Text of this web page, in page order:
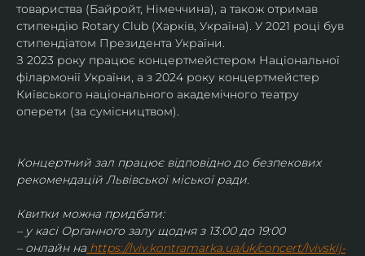
товариства (Байройт, Німеччина), а також отримав
стипендію Rotary Club (Харків, Україна). У 2021 році був
стипендіатом Президента України.
З 2023 року працює концертмейстером Національної
філармонії України, а з 2024 року концертмейстер
Київського національного академічного театру
оперети (за сумісництвом).
Концертний зал працює відповідно до безпекових
рекомендацій Львівської міської ради.
Квитки можна придбати:
– у касі Органного залу щодня з 13:00 до 19:00
– онлайн на https://lviv.kontramarka.ua/uk/concert/lvivskij-